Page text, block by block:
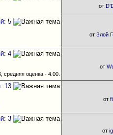
от
отЗлой
от
от
от